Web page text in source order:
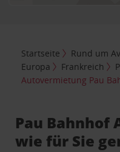
Startseite Rund um
Europa
Frankreich
Autovermietung Pau
Pau Bahnhof
wie für Sie